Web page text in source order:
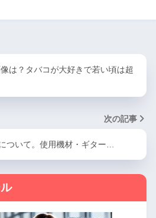
は？タバコが大好きで若い頃は超
次の記事
ついて。使用機材・ギター…